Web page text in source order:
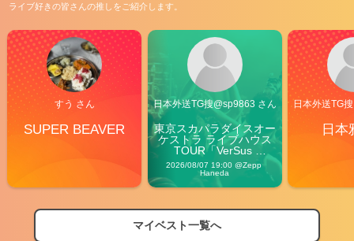
ライブ好きの皆さんの推しをご紹介します。
すう さん
SUPER BEAVER
日本外送TG搜@sp9863 さん
東京スカパラダイスオー
ケストラ ライブハウス
TOUR「VerSus
Carnival」
2026/08/07 19:00 @Zepp
Haneda
日本外送TG
日本
マイベスト一覧へ
【フェス特集2026】フェス情報はここから！